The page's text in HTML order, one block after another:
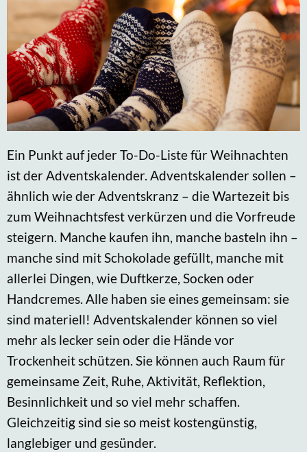
Ein Punkt auf jeder To-Do-Liste für Weihnachten
ist der Adventskalender. Adventskalender sollen –
ähnlich wie der Adventskranz – die Wartezeit bis
zum Weihnachtsfest verkürzen und die Vorfreude
steigern. Manche kaufen ihn, manche basteln ihn –
manche sind mit Schokolade gefüllt, manche mit
allerlei Dingen, wie Duftkerze, Socken oder
Handcremes. Alle haben sie eines gemeinsam: sie
sind materiell! Adventskalender können so viel
mehr als lecker sein oder die Hände vor
Trockenheit schützen. Sie können auch Raum für
gemeinsame Zeit, Ruhe, Aktivität, Reflektion,
Besinnlichkeit und so viel mehr schaffen.
Gleichzeitig sind sie so meist kostengünstig,
langlebiger und gesünder.